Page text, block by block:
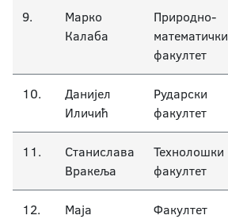
9.
Марко
Калаба
Природно-
математички
факултет
10.
Данијел
Иличић
Рударски
факултет
11.
Станислава
Вракеља
Технолошки
факултет
12.
Маја
Факултет